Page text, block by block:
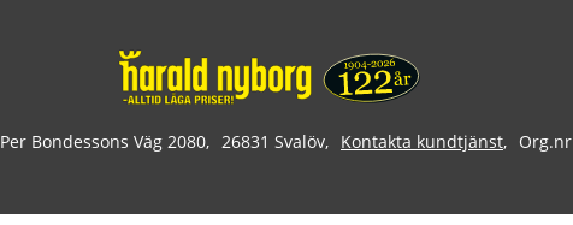
Per Bondessons Väg 2080 26831 Svalöv Kontakta kundtjänst